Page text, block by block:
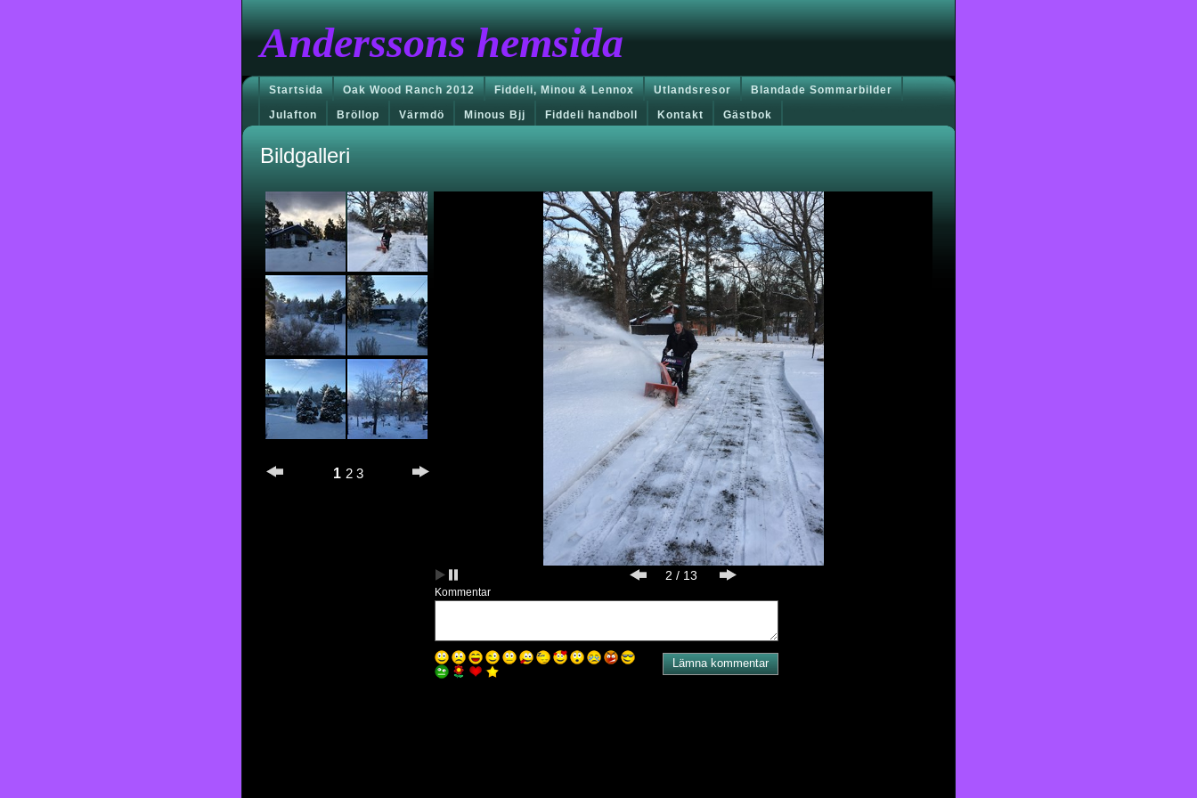
Anderssons hemsida
Startsida Oak Wood Ranch 2012 Fiddeli, Minou & Lennox Utlandsresor
Blandade Sommarbilder
Julafton
Bröllop Värmdö Minous Bjj Fiddeli handboll Kontakt Gästbok
Bildgalleri
1 2 3
2 / 13
Kommentar